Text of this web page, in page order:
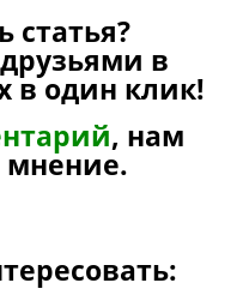
статья?
в
в один клик!
, нам